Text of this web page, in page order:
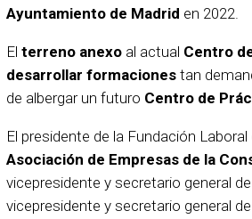
Ayuntamiento de Madrid en 2022.
El terreno anexo al actual Centro
desarrollar formaciones tan
de albergar un futuro Centro de
El presidente de la Fundación
Asociación de Empresas de la
vicepresidente y secretario general
vicepresidente y secretario general